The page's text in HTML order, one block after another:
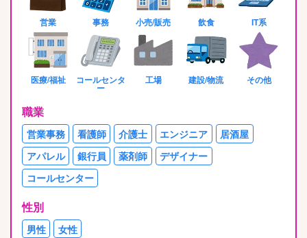
営業 事務 小売/販売 飲食 IT系
医療/福祉 コールセンタ
ー
工場 建設/物流 その他
職業
営業事務 看護師 介護士 エンジニア
居酒屋
アパレル
銀行員 薬剤師
デザイナー
コールセンター
性別
男性 女性